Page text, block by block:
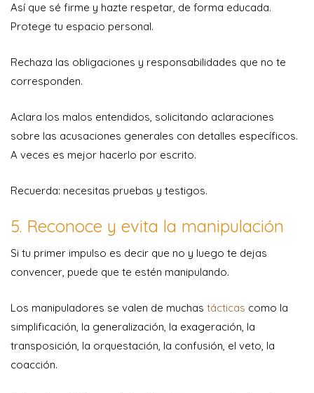
Así que sé firme y hazte respetar, de forma educada.
Protege tu espacio personal.
Rechaza las obligaciones y responsabilidades que no te
corresponden.
Aclara los malos entendidos, solicitando aclaraciones
sobre las acusaciones generales con detalles específicos.
A veces es mejor hacerlo por escrito.
Recuerda: necesitas pruebas y testigos.
5. Reconoce y evita la manipulación
Si tu primer impulso es decir que no y luego te dejas
convencer, puede que te estén manipulando.
Los manipuladores se valen de muchas tácticas como la
simplificación, la generalización, la exageración, la
transposición, la orquestación, la confusión, el veto, la
coacción.